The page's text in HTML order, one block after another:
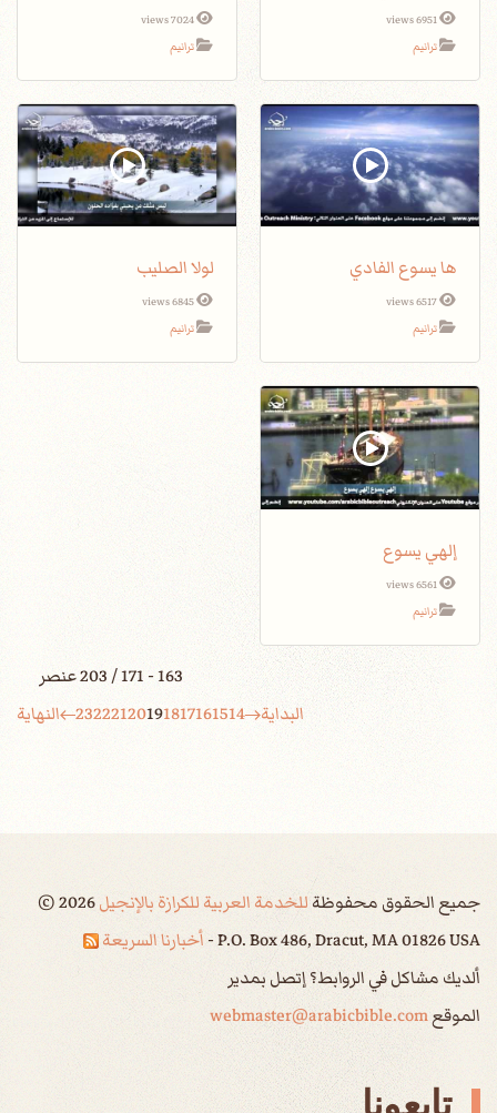
6951 views
ترانيم
7024 views
ترانيم
ها يسوع الفادي
6517 views
ترانيم
لولا الصليب
6845 views
ترانيم
إلهي يسوع
6561 views
ترانيم
163 - 171 / 203 عنصر
البداية
14
15
16
17
18
19
20
21
22
23 النهاية
جميع الحقوق محفوظةللخدمة العربية للكرازة بالإنجيل ©2026
P.O. Box 486, Dracut, MA 01826 USA - أخبارنا السريعة
ألديك مشاكل في الروابط؟ إتصل بمدير
الموقعwebmaster@arabicbible.com
تابعونا